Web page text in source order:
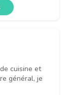
cuisine et
général, je